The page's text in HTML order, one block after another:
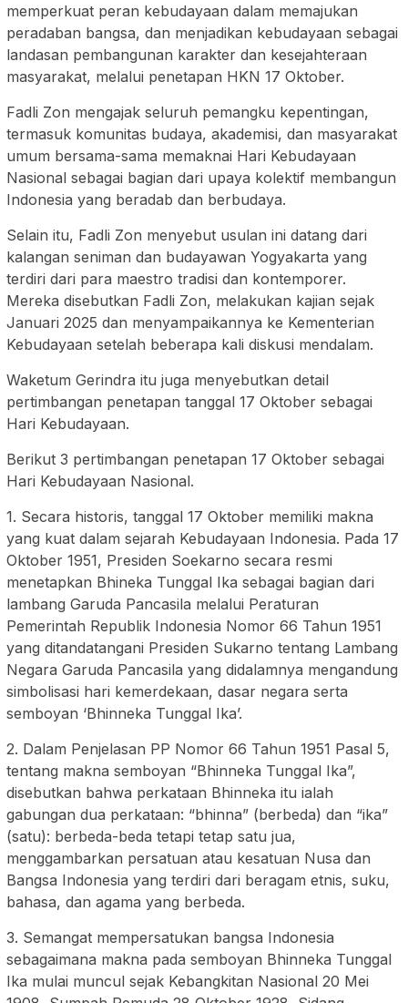
memperkuat peran kebudayaan dalam memajukan
peradaban bangsa, dan menjadikan kebudayaan sebagai
landasan pembangunan karakter dan kesejahteraan
masyarakat, melalui penetapan HKN 17 Oktober.
Fadli Zon mengajak seluruh pemangku kepentingan,
termasuk komunitas budaya, akademisi, dan masyarakat
umum bersama-sama memaknai Hari Kebudayaan
Nasional sebagai bagian dari upaya kolektif membangun
Indonesia yang beradab dan berbudaya.
Selain itu, Fadli Zon menyebut usulan ini datang dari
kalangan seniman dan budayawan Yogyakarta yang
terdiri dari para maestro tradisi dan kontemporer.
Mereka disebutkan Fadli Zon, melakukan kajian sejak
Januari 2025 dan menyampaikannya ke Kementerian
Kebudayaan setelah beberapa kali diskusi mendalam.
Waketum Gerindra itu juga menyebutkan detail
pertimbangan penetapan tanggal 17 Oktober sebagai
Hari Kebudayaan.
Berikut 3 pertimbangan penetapan 17 Oktober sebagai
Hari Kebudayaan Nasional.
1. Secara historis, tanggal 17 Oktober memiliki makna
yang kuat dalam sejarah Kebudayaan Indonesia. Pada 17
Oktober 1951, Presiden Soekarno secara resmi
menetapkan Bhineka Tunggal Ika sebagai bagian dari
lambang Garuda Pancasila melalui Peraturan
Pemerintah Republik Indonesia Nomor 66 Tahun 1951
yang ditandatangani Presiden Sukarno tentang Lambang
Negara Garuda Pancasila yang didalamnya mengandung
simbolisasi hari kemerdekaan, dasar negara serta
semboyan ‘Bhinneka Tunggal Ika’.
2. Dalam Penjelasan PP Nomor 66 Tahun 1951 Pasal 5,
tentang makna semboyan “Bhinneka Tunggal Ika”,
disebutkan bahwa perkataan Bhinneka itu ialah
gabungan dua perkataan: “bhinna” (berbeda) dan “ika”
(satu): berbeda-beda tetapi tetap satu jua,
menggambarkan persatuan atau kesatuan Nusa dan
Bangsa Indonesia yang terdiri dari beragam etnis, suku,
bahasa, dan agama yang berbeda.
3. Semangat mempersatukan bangsa Indonesia
sebagaimana makna pada semboyan Bhinneka Tunggal
Ika mulai muncul sejak Kebangkitan Nasional 20 Mei